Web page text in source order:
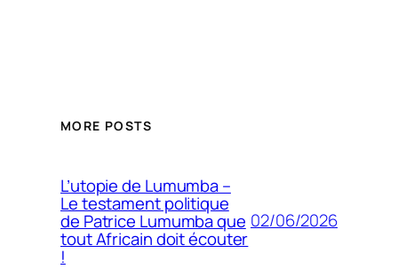
MORE POSTS
L’utopie de Lumumba –
Le testament politique
de Patrice Lumumba que
tout Africain doit écouter
!
02/06/2026